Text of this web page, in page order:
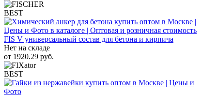
BEST
FIS V универсальный состав для бетона и кирпича
Нет на складе
от 1920.29 руб.
BEST